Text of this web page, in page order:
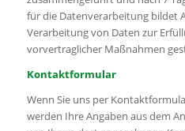
für die Datenverarbeitung bildet
Verarbeitung von Daten zur
vorvertraglicher Maßnahmen
Kontaktformular
Wenn Sie uns per
werden Ihre Angaben aus dem